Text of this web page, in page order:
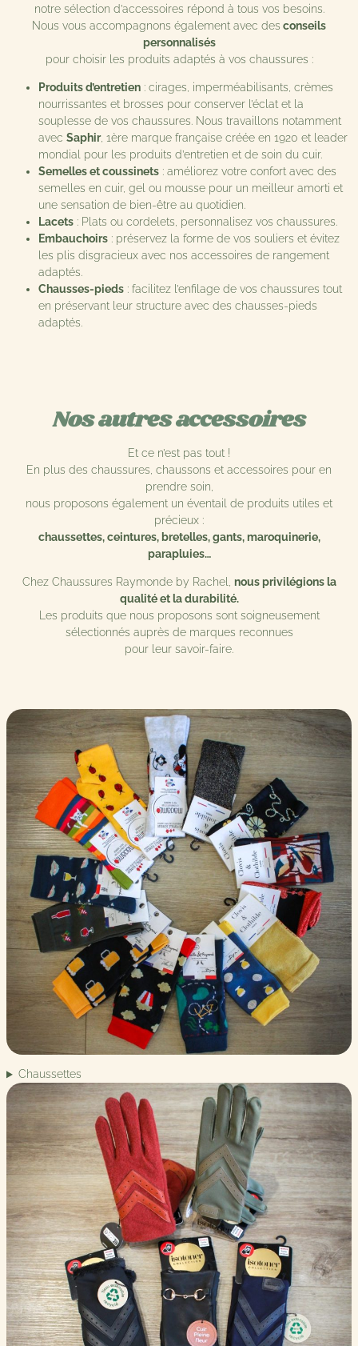
notre sélection d’accessoires répond à tous vos besoins.
Nous vous accompagnons également avec des conseils
personnalisés
pour choisir les produits adaptés à vos chaussures :
Produits d’entretien : cirages, imperméabilisants, crèmes
nourrissantes et brosses pour conserver l’éclat et la
souplesse de vos chaussures. Nous travaillons notamment
avec Saphir, 1ère marque française créée en 1920 et leader
mondial pour les produits d’entretien et de soin du cuir.
Semelles et coussinets : améliorez votre confort avec des
semelles en cuir, gel ou mousse pour un meilleur amorti et
une sensation de bien-être au quotidien.
Lacets : Plats ou cordelets, personnalisez vos chaussures.
Embauchoirs : préservez la forme de vos souliers et évitez
les plis disgracieux avec nos accessoires de rangement
adaptés.
Chausses-pieds : facilitez l’enfilage de vos chaussures tout
en préservant leur structure avec des chausses-pieds
adaptés.
Nos autres accessoires
Et ce n’est pas tout !
En plus des chaussures, chaussons et accessoires pour en
prendre soin,
nous proposons également un éventail de produits utiles et
précieux :
chaussettes, ceintures, bretelles, gants, maroquinerie,
parapluies…
Chez Chaussures Raymonde by Rachel, nous privilégions la
qualité et la durabilité.
Les produits que nous proposons sont soigneusement
sélectionnés auprès de marques reconnues
pour leur savoir-faire.
Chaussettes